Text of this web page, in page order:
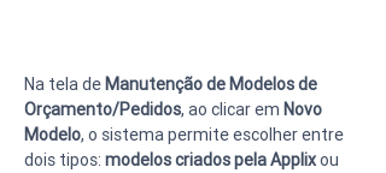
Na tela de Manutenção de Modelos de
Orçamento/Pedidos, ao clicar em Novo
Modelo, o sistema permite escolher entre
dois tipos: modelos criados pela Applix ou